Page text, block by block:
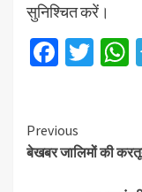
सुनिश्चित करें।
Continue
Reading
Previous
बेखबर जालिमों की